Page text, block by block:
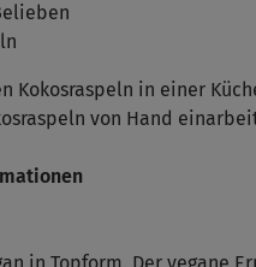
Kokosraspeln in einer
von Hand